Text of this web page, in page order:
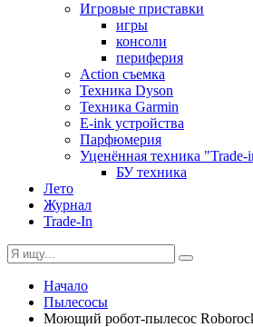
Игровые приставки
игры
консоли
периферия
Action съемка
Техника Dyson
Техника Garmin
E-ink устройства
Парфюмерия
Уценённая техника "Trade-
БУ техника
Лето
Журнал
Trade-In
Начало
Пылесосы
Моющий робот-пылесос